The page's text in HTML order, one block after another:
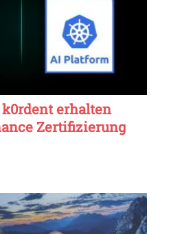
erhalten
Zertifizierung